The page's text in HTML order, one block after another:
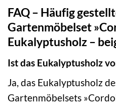
FAQ – Häufig
Gartenmöbelset
Eukalyptusholz –
Ist das Eukalyptusholz
Ja, das Eukalyptusholz
Gartenmöbelsets